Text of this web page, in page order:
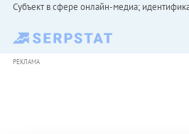
Субъект в сфере онлайн-медиа;
РЕКЛАМА